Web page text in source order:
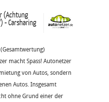
(Achtung
- Carsharing
(Gesamtwertung)
macht Spass! Autonetzer
von Autos, sondern
Autos. Insgesamt
ohne Grund einer der